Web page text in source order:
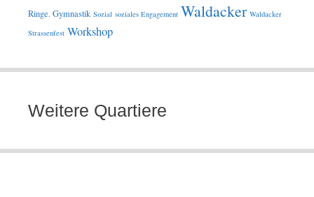
Ringe. Gymnastik Sozial soziales Engagement Waldacker Waldacker
Strassenfest Workshop
Weitere Quartiere